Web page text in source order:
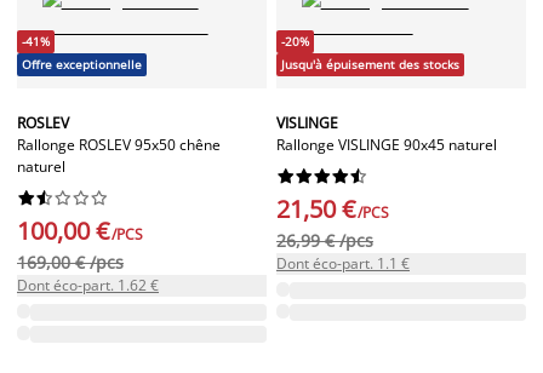
-41%
Offre exceptionnelle
ROSLEV
Rallonge ROSLEV 95x50 chêne
naturel






100,00 €/PCS
169,00 € /pcs
Dont éco-part. 1.62 €
-20%
Jusqu'à épuisement des stocks
VISLINGE
Rallonge VISLINGE 90x45 naturel






21,50 €/PCS
26,99 € /pcs
Dont éco-part. 1.1 €